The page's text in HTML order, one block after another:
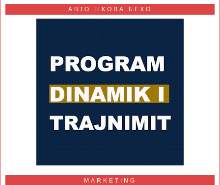
АВТО ШКОЛА БЕКО
MARKETING